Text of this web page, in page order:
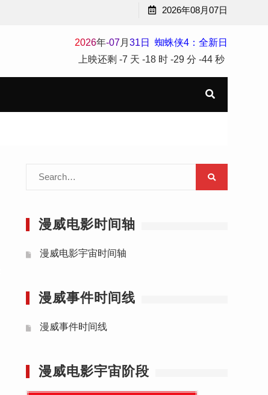
2026年08月07日
2026年-07月 31 日
蜘蛛侠4：全新日
上映还剩 -7 天 -18 时 -29 分 -45 秒
Search
漫威电影时间轴
漫威电影宇宙时间轴
漫威事件时间线
漫威事件时间线
漫威电影宇宙阶段